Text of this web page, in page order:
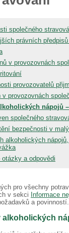
společného
právních
v provozovnách
provozovatelů
v provozovnách
nápojů
společného
bezpečnosti v
alkoholických
otázky a odpovědi
pro všechny
v sekci nformace
a povinností.
alkoholických